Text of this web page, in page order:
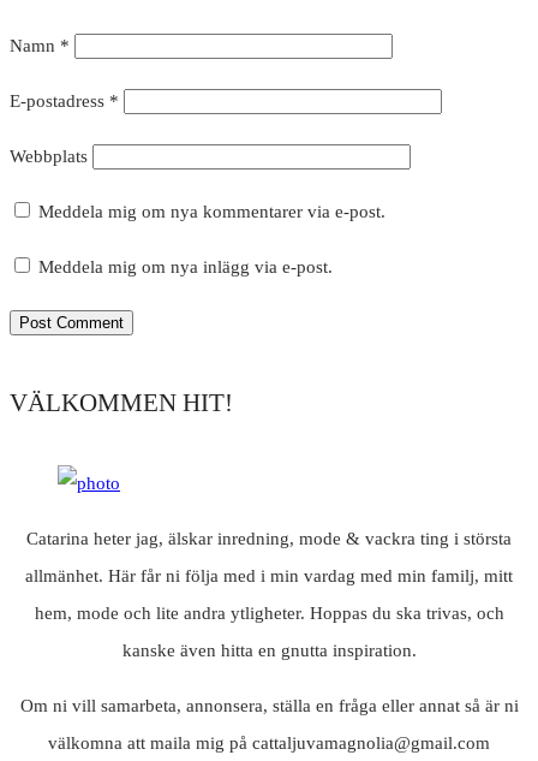
Namn *
E-postadress *
Webbplats
Meddela mig om nya kommentarer via e-post.
Meddela mig om nya inlägg via e-post.
VÄLKOMMEN HIT!
Catarina heter jag, älskar inredning, mode & vackra ting i största
allmänhet. Här får ni följa med i min vardag med min familj, mitt
hem, mode och lite andra ytligheter. Hoppas du ska trivas, och
kanske även hitta en gnutta inspiration.
Om ni vill samarbeta, annonsera, ställa en fråga eller annat så är ni
välkomna att maila mig på cattaljuvamagnolia@gmail.com